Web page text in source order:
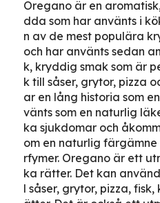
Oregano är en
dda som har använts i
n av de mest populära
och har använts sedan
k, kryddig smak som är
k till såser, grytor, pizza
ar en lång historia som
vänts som en naturlig
ka sjukdomar och
om en naturlig färgämne
rfymer. Oregano är ett
ka rätter. Det kan
l såser, grytor, pizza,